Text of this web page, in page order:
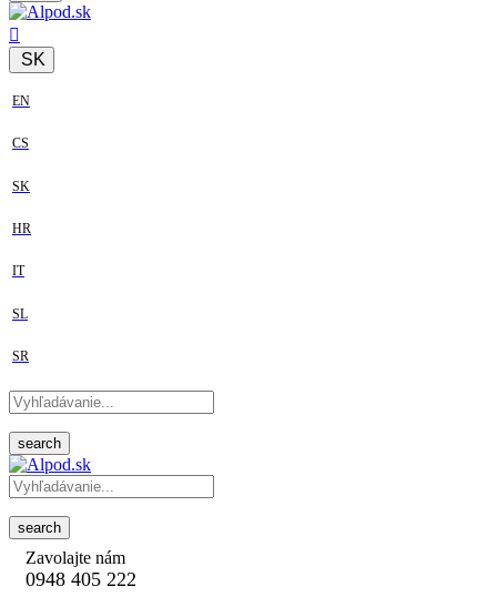
SK
EN
CS
SK
HR
IT
SL
SR
search
search
Zavolajte nám
0948 405 222